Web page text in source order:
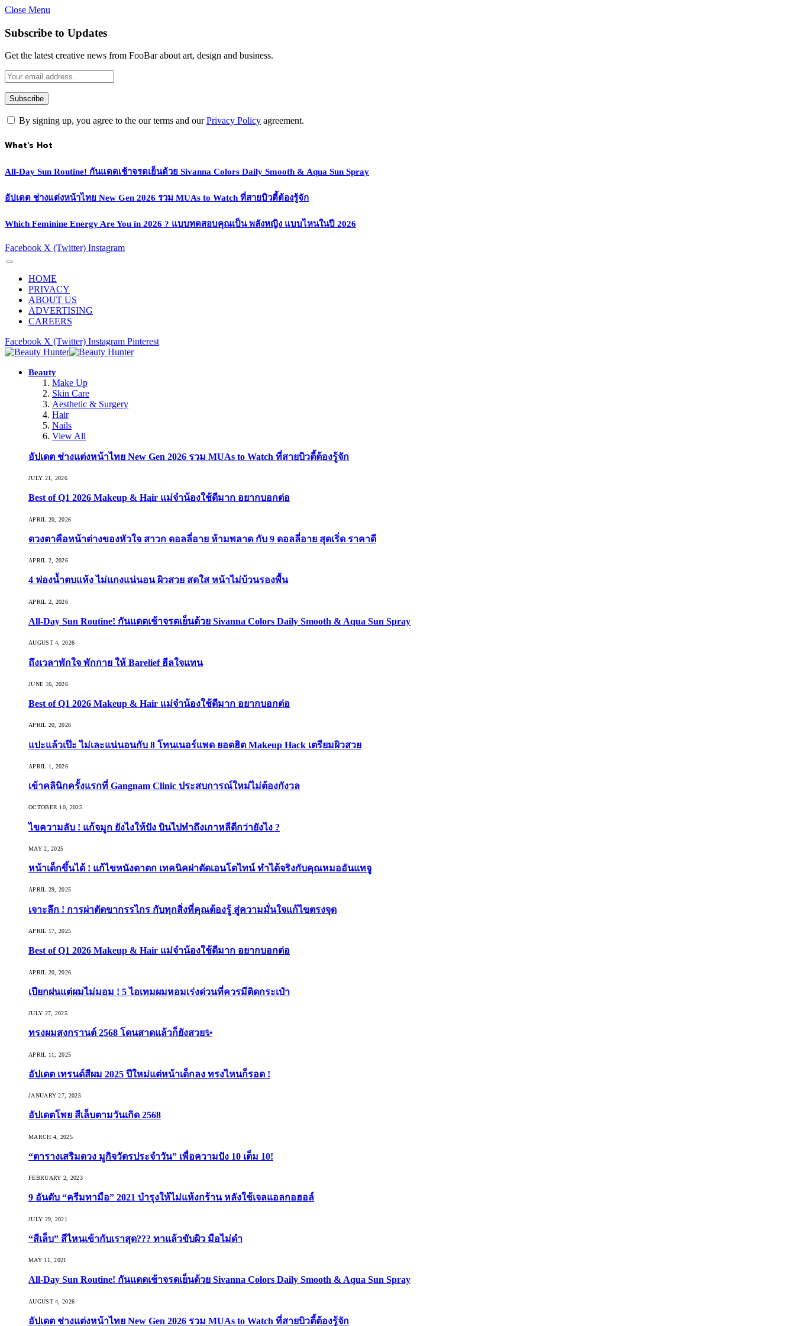
Close Menu
Subscribe to Updates
Get the latest creative news from FooBar about art, design and business.
By signing up, you agree to the our terms and ourPrivacy Policy agreement.
What's Hot
All-Day Sun Routine! กันแดดเช้าจรดเย็นด้วย Sivanna Colors Daily Smooth & Aqua Sun Spray
อัปเดต ช่างแต่งหน้าไทย New Gen 2026 รวม MUAs to Watch ที่สายบิวตี้ต้องรู้จัก
Which Feminine Energy Are You in 2026 ? แบบทดสอบคุณเป็น พลังหญิง แบบไหนในปี 2026
Facebook X (Twitter) Instagram
HOME
PRIVACY
ABOUT US
ADVERTISING
CAREERS
Facebook X (Twitter) Instagram Pinterest
Beauty
Make Up
Skin Care
Aesthetic & Surgery
Hair
Nails
View All
อัปเดต ช่างแต่งหน้าไทย New Gen 2026 รวม MUAs to Watch ที่สายบิวตี้ต้องรู้จัก
JULY 21, 2026
Best of Q1 2026 Makeup & Hair แม่จ๋าน้องใช้ดีมาก อยากบอกต่อ
APRIL 20, 2026
ดวงตาคือหน้าต่างของหัวใจ สาวก ดอลลี่อาย ห้ามพลาด กับ 9 ดอลลี่อาย สุดเริ่ด ราคาดี
APRIL 2, 2026
4 ฟองน้ำตบแห้ง ไม่แกงแน่นอน ผิวสวย สดใส หน้าไม่บ้วนรองพื้น
APRIL 2, 2026
All-Day Sun Routine! กันแดดเช้าจรดเย็นด้วย Sivanna Colors Daily Smooth & Aqua Sun Spray
AUGUST 4, 2026
ถึงเวลาพักใจ พักกาย ให้ Barelief ฮีลใจแทน
JUNE 16, 2026
Best of Q1 2026 Makeup & Hair แม่จ๋าน้องใช้ดีมาก อยากบอกต่อ
APRIL 20, 2026
แปะแล้วเป๊ะ ไม่เละแน่นอนกับ 8 โทนเนอร์แพด ยอดฮิต Makeup Hack เตรียมผิวสวย
APRIL 1, 2026
เข้าคลินิกครั้งแรกที่ Gangnam Clinic ประสบการณ์ใหม่ไม่ต้องกังวล
OCTOBER 10, 2025
ไขความลับ ! แก้จมูก ยังไงให้ปัง บินไปทำถึงเกาหลีดีกว่ายังไง ?
MAY 2, 2025
หน้าเด็กขึ้นได้ ! แก้ไขหนังตาตก เทคนิคผ่าตัดเอนโดไทน์ ทำได้จริงกับคุณหมออันแทจู
APRIL 29, 2025
เจาะลึก ! การผ่าตัดขากรรไกร กับทุกสิ่งที่คุณต้องรู้ สู่ความมั่นใจแก้ไขตรงจุด
APRIL 17, 2025
Best of Q1 2026 Makeup & Hair แม่จ๋าน้องใช้ดีมาก อยากบอกต่อ
APRIL 20, 2026
เปียกฝนแต่ผมไม่มอม ! 5 ไอเทมผมหอมเร่งด่วนที่ควรมีติดกระเป๋า
JULY 27, 2025
ทรงผมสงกรานต์ 2568 โดนสาดแล้วก็ยังสวย✨
APRIL 11, 2025
อัปเดต เทรนด์สีผม 2025 ปีใหม่แต่หน้าเด็กลง ทรงไหนก็รอด !
JANUARY 27, 2025
อัปเดตโพย สีเล็บตามวันเกิด 2568
MARCH 4, 2025
“ตารางเสริมดวง มูกิจวัตรประจำวัน” เพื่อความปัง 10 เต็ม 10!
FEBRUARY 2, 2023
9 อันดับ “ครีมทามือ” 2021 บำรุงให้ไม่แห้งกร้าน หลังใช้เจลแอลกอฮอล์
JULY 29, 2021
“สีเล็บ” สีไหนเข้ากับเราสุด??? ทาแล้วขับผิว มือไม่ดำ
MAY 11, 2021
All-Day Sun Routine! กันแดดเช้าจรดเย็นด้วย Sivanna Colors Daily Smooth & Aqua Sun Spray
AUGUST 4, 2026
อัปเดต ช่างแต่งหน้าไทย New Gen 2026 รวม MUAs to Watch ที่สายบิวตี้ต้องรู้จัก